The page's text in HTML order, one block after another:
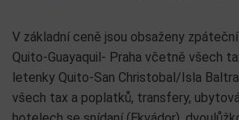
V základní ceně jsou obsaženy
Quito-Guayaquil- Praha včetně všech
letenky Quito-San Christobal/Isla
všech tax a poplatků, transfery,